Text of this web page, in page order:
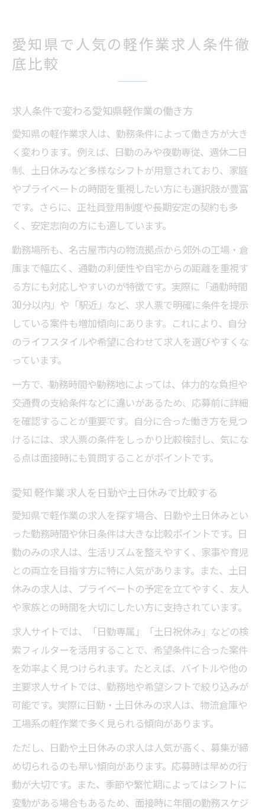
愛知県で人気の軽作業求人条件徹
底比較
求人条件で変わる愛知県軽作業の働き方
愛知県の軽作業求人は、勤務条件によって働き方が大き
く変わります。例えば、日勤のみや夜勤専従、週休二日
制、土日休みなど多様なシフトが用意されており、家庭
やプライベートの時間を重視したい方にも選択肢が豊富
です。さらに、正社員登用制度や長期安定の契約も多
く、安定志向の方にも適しています。
勤務場所も、名古屋市内の物流拠点から郊外の工場・倉
庫まで幅広く、通勤の利便性や自宅からの距離を重視す
る方にも対応しやすいのが特徴です。実際に「通勤時間
30分以内」や「駅近」など、求人票で明確に条件を提示
している案件も増加傾向にあります。これにより、自分
のライフスタイルや希望に合わせて求人を選びやすくな
っています。
一方で、勤務時間や勤務地によっては、体力的な負担や
交通費の支給条件などに違いがあるため、応募前に詳細
を確認することが重要です。自分に合った働き方を見つ
けるには、求人票の条件をしっかり比較検討し、気にな
る点は面接時にも質問することがポイントです。
愛知 軽作業 求人を日勤や土日休みで比較する
愛知県で軽作業の求人を探す場合、日勤や土日休みとい
った勤務時間や休日条件は大きな比較ポイントです。日
勤のみの求人は、生活リズムを整えやすく、家事や育児
との両立を目指す方に特に人気があります。また、土日
休みの求人は、プライベートの予定を立てやすく、友人
や家族との時間を大切にしたい方に支持されています。
求人サイトでは、「日勤専属」「土日祝休み」などの検
索フィルターを活用することで、希望条件に合った案件
を効率よく見つけられます。たとえば、バイトルや他の
主要求人サイトでは、勤務地や希望シフトで絞り込みが
可能です。実際に日勤・土日休みの求人は、物流倉庫や
工場系の軽作業で多く見られる傾向があります。
ただし、日勤や土日休みの求人は人気が高く、募集が締
め切られるのも早い傾向があります。応募時は早めの行
動が大切です。また、季節や繁忙期によってはシフトに
変動がある場合もあるため、面接時に年間の勤務スケジ